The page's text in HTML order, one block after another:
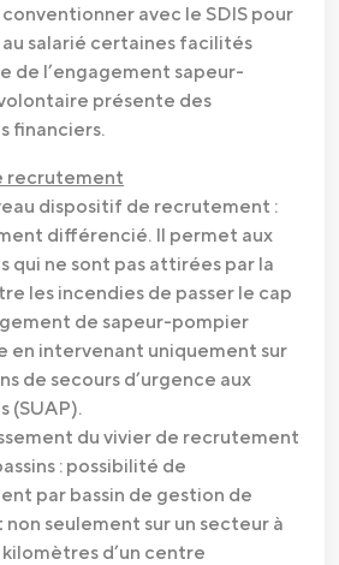
avec le SDIS pour
salarié certaines facilités
de l’engagement sapeur-
présente des
financiers.
recrutement
dispositif de recrutement :
différencié. Il permet aux
qui ne sont pas attirées par la
les incendies de passer le cap
de sapeur-pompier
en intervenant uniquement sur
de secours d’urgence aux
(SUAP).
du vivier de recrutement
: possibilité de
par bassin de gestion de
non seulement sur un secteur à
d’un centre